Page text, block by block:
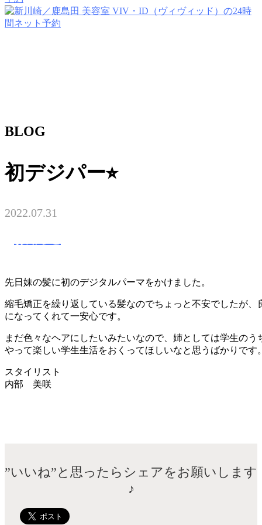
BLOG
初デジパー⭐︎
2022.07.31
先日妹の髪に初のデジタルパーマをかけました。
縮毛矯正を繰り返している髪なのでちょっと不安でしたが、
になってくれて一安心です。
まだ色々なヘアにしたいみたいなので、姉としては学生のう
やって楽しい学生生活をおくってほしいなと思うばかりです
スタイリスト
内部 美咲
”いいね”と思ったらシェアをお願いします
♪